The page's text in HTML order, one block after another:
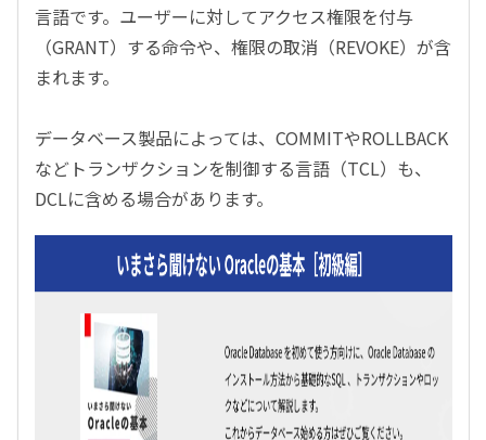
言語です。ユーザーに対してアクセス権限を付与
（GRANT）する命令や、権限の取消（REVOKE）が含
まれます。
データベース製品によっては、COMMITやROLLBACK
などトランザクションを制御する言語（TCL）も、
DCLに含める場合があります。